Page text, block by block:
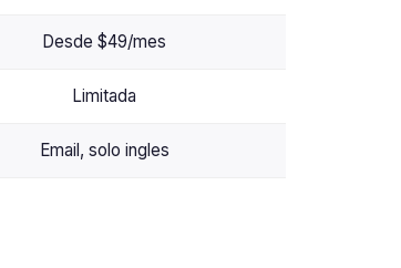
Desde $49/mes
Limitada
Email, solo ingles